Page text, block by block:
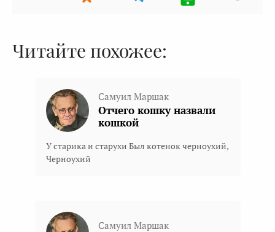
Читайте похожее:
Самуил Маршак
Отчего кошку назвали
кошкой
У старика и старухи Был котенок черноухий,
Черноухий
Самуил Маршак